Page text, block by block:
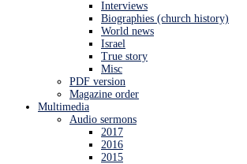
Interviews
Biographies (church history)
World news
Israel
True story
Misc
PDF version
Magazine order
Multimedia
Audio sermons
2017
2016
2015